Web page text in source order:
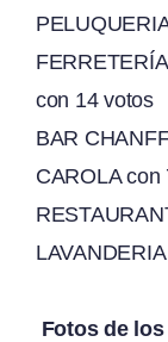
con 14 votos
BAR
CAROLA con
Fotos de